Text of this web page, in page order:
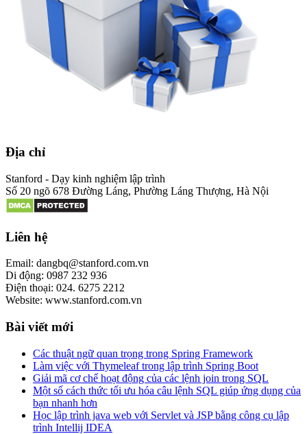
Địa chỉ
Stanford - Dạy kinh nghiệm lập trình
Số 20 ngõ 678 Đường Láng, Phường Láng Thượng, Hà Nội
Liên hệ
Email: dangbq@stanford.com.vn
Di động: 0987 232 936
Điện thoại: 024. 6275 2212
Website: www.stanford.com.vn
Bài viết mới
Các thuật ngữ quan trọng trong Spring Framework
Làm việc với Thymeleaf trong lập trình Spring Boot
Giải mã cơ chế hoạt động của các lệnh join trong SQL
Một số cách thức tối ưu hóa câu lệnh SQL giúp ứng dụng của
bạn nhanh hơn
Học lập trình java web với Servlet và JSP bằng công cụ lập
trình Intellij IDEA